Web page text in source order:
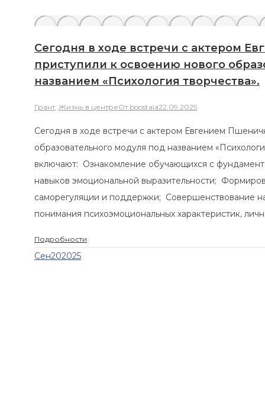
Сегодня в ходе встречи с актером
приступили к освоению нового
названием «Психология творчества».
Жизнь в центре Отboostaia22.09.2025
Сегодня в ходе встречи с актером Евгением Пшеничным
образовательного модуля под названием «Психология
включают: Ознакомление обучающихся с
навыков эмоциональной выразительности; Формирование
саморегуляции и поддержки; Совершенствование
понимания психоэмоциональных характеристик, личностных
Подробности
2025